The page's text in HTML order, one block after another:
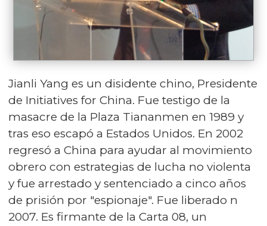
Jianli Yang es un disidente chino, Presidente
de Initiatives for China. Fue testigo de la
masacre de la Plaza Tiananmen en 1989 y
tras eso escapó a Estados Unidos. En 2002
regresó a China para ayudar al movimiento
obrero con estrategias de lucha no violenta
y fue arrestado y sentenciado a cinco años
de prisión por "espionaje". Fue liberado n
2007. Es firmante de la Carta 08, un